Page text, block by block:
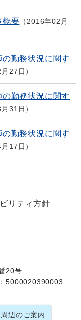
概要
2016年02月
勤務状況に関す
27日
勤務状況に関す
31日
勤務状況に関す
17日
リティ方針
20号
5000020390003
辺のご案内